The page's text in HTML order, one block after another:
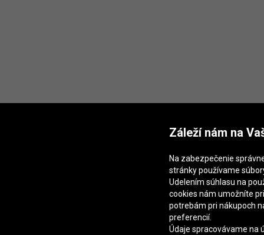
Záleží nám na
Na zabezpečenie
stránky používame
Udelením súhlasu na
cookies nám umožníte
potrebám pri nákupoch
preferencií.
Údaje spracovávame na